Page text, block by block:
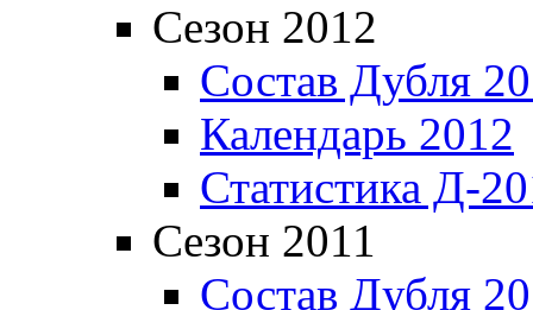
Сезон 2012
Состав Дубля
Календарь 2012
Статистика Д-
Сезон 2011
Состав Дубля